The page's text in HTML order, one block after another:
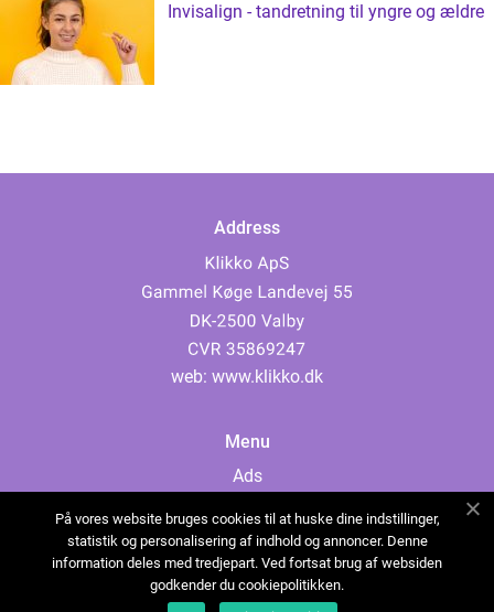
Invisalign - tandretning til yngre og ældre
Address
web: www.klikko.dk
Menu
Ads
Cookies
Contact
Sitemap
På vores website bruges cookies til at huske dine indstillinger,
statistik og personalisering af indhold og annoncer. Denne
information deles med tredjepart. Ved fortsat brug af websiden
godkender du cookiepolitikken.